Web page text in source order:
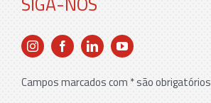
Campos marcados com * são obrigatórios